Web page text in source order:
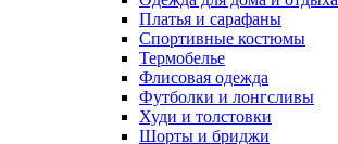
Платья и сарафаны
Спортивные костюмы
Термобелье
Флисовая одежда
Футболки и лонгсливы
Худи и толстовки
Шорты и бриджи